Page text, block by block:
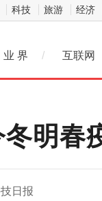
科技 旅游 经济
业 界 / 互联网
明春
日报